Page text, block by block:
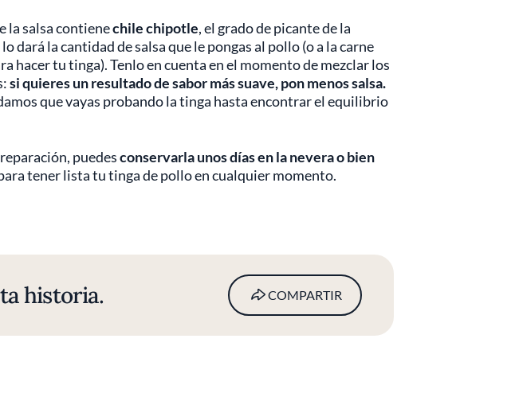
la salsa contienechile chipotle, el grado de picante de la
dará la cantidad de salsa que le pongas al pollo (o a la carne
hacer tu tinga). Tenlo en cuenta en el momento de mezclar los
si quieres un resultado de sabor más suave, pon menos salsa.
que vayas probando la tinga hasta encontrar el equilibrio
puedesconservarla unos días en la nevera o bien
tener lista tu tinga de pollo en cualquier momento.
historia. COMPARTIR